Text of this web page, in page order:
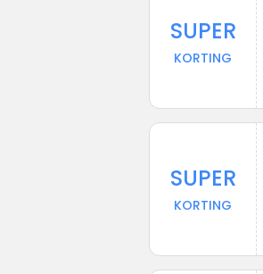
SUPER
KORTING
SUPER
KORTING